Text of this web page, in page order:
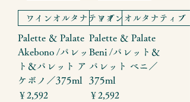
ワインオルタナティブ
Palette ＆ Palate
Akebono /パレッ
ト＆パレット ア
ケボノ／375ml
価格
￥2,592
ワインオルタナティブ
Palette ＆ Palate
Beni /パレット＆
パレット ベニ／
375ml
価格
￥2,592